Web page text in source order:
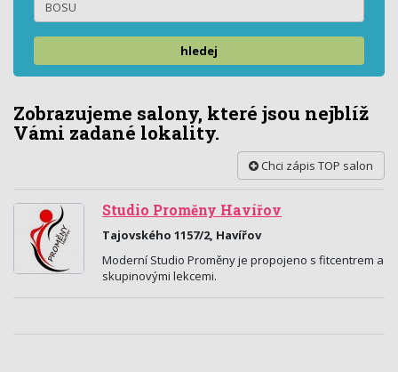
hledej
Zobrazujeme salony, které jsou nejblíž
Vámi zadané lokality.
Chci zápis TOP salon
Studio Proměny Havířov
Tajovského 1157/2, Havířov
Moderní Studio Proměny je propojeno s fitcentrem a
skupinovými lekcemi.